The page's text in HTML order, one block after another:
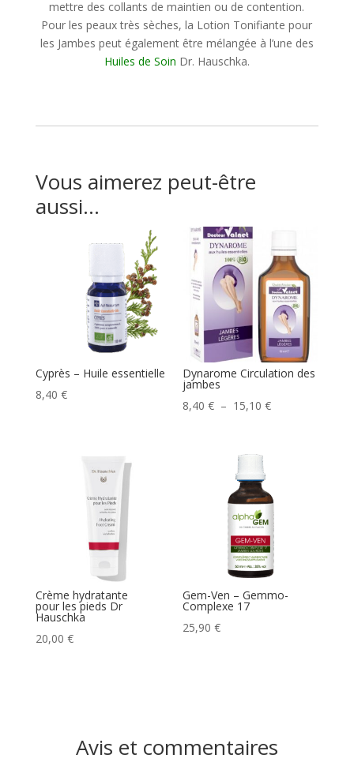
mettre des collants de maintien ou de contention.
Pour les peaux très sèches, la Lotion Tonifiante pour
les Jambes peut également être mélangée à l’une des
Huiles de Soin Dr. Hauschka.
Vous aimerez peut-être
aussi…
Cyprès – Huile essentielle
8,40 €
Dynarome Circulation des
jambes
8,40€ – 15,10€Plage
15,10 €
Crème hydratante
pour les pieds Dr
Hauschka
20,00 €
Gem-Ven – Gemmo-
Complexe 17
25,90€
Avis et commentaires